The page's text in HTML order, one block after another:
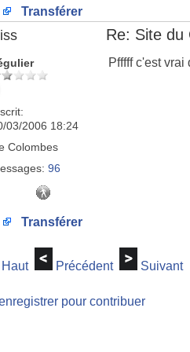
Transférer
Re: Site du
03/2006 18:24
Colombes
96
Pfffff c'est
Transférer
Haut Précédent Suivant
pour contribuer